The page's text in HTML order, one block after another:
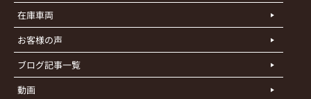
在庫車両
お客様の声
ブログ記事一覧
動画